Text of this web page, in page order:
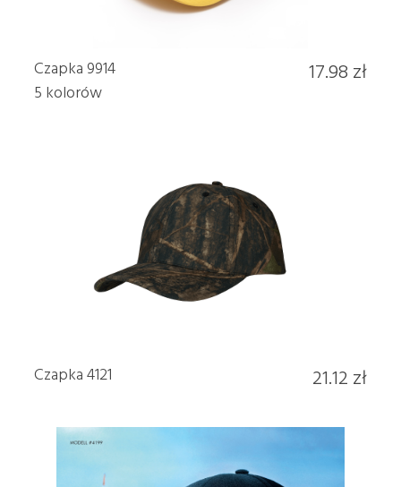
Czapka 9914
5 kolorów
17.98 zł
Czapka 4121 21.12 zł